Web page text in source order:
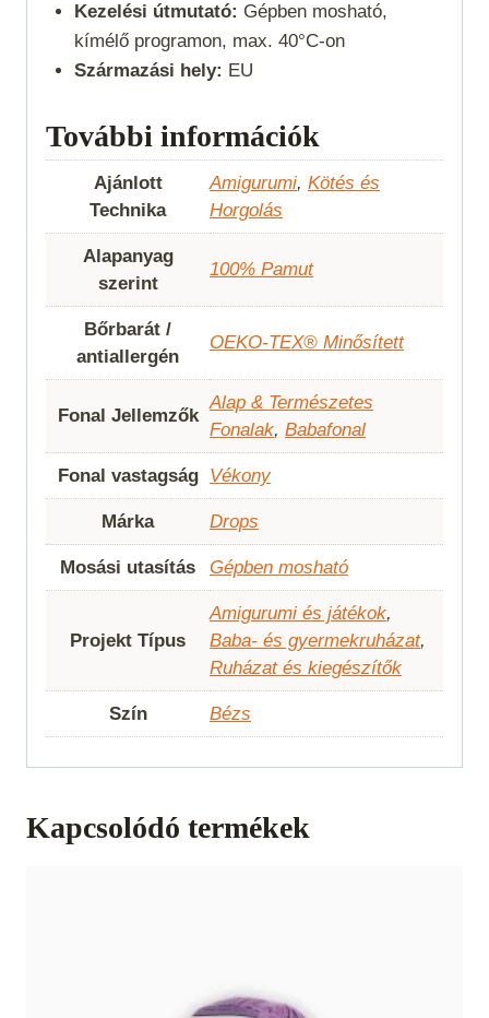
Kezelési útmutató: Gépben mosható,
kímélő programon, max. 40°C-on
Származási hely: EU
További információk
Ajánlott
Technika
Amigurumi, Kötés és
Horgolás
Alapanyag
szerint
100% Pamut
Bőrbarát /
antiallergén
OEKO-TEX® Minősített
Fonal Jellemzők
Alap & Természetes
Fonalak, Babafonal
Fonal vastagság Vékony
Márka Drops
Mosási utasítás Gépben mosható
Projekt Típus
Amigurumi és játékok,
Baba- és gyermekruházat,
Ruházat és kiegészítők
Szín Bézs
Kapcsolódó termékek